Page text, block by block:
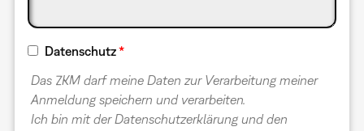
Datenschutz
Das ZKM darf meine Daten zur Verarbeitung meiner
Anmeldung speichern und verarbeiten.
Ich bin mit der Datenschutzerklärung und den